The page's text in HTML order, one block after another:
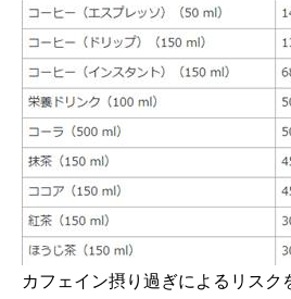
カフェイン摂り過ぎによるリスク